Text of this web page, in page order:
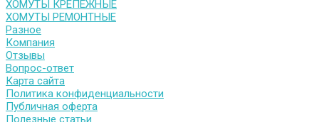
ХОМУТЫ КРЕПЕЖНЫЕ
ХОМУТЫ РЕМОНТНЫЕ
Разное
Компания
Отзывы
Вопрос-ответ
Карта сайта
Политика конфиденциальности
Публичная оферта
Полезные статьи